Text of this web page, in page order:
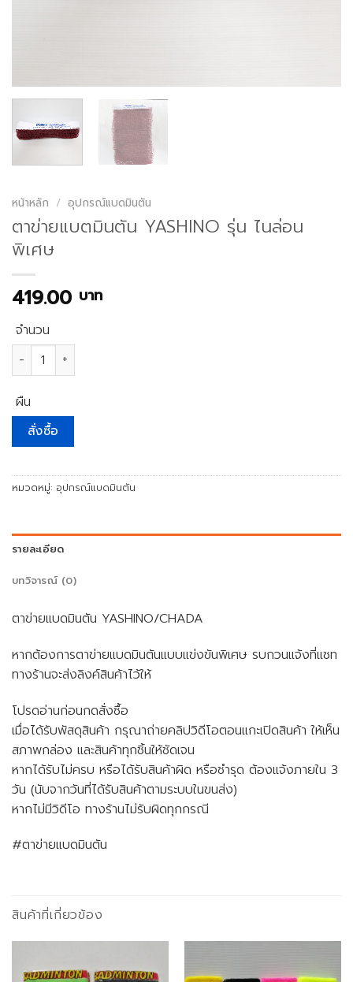
หน้าหลัก / อุปกรณ์แบดมินตัน
ตาข่ายแบตมินตัน YASHINO รุ่น ไนล่อน
พิเศษ
419.00 บาท
จำนวน
จำนวน ตาข่ายแบตมินตัน YASHINO รุ่น ไนล่อนพิเศษ ชิ้น
ผืน
สั่งซื้อ
หมวดหมู่: อุปกรณ์แบดมินตัน
รายละเอียด
บทวิจารณ์ (0)
ตาข่ายแบดมินตัน YASHINO/CHADA
หากต้องการตาข่ายแบดมินตันแบบแข่งขันพิเศษ รบกวนแจ้งที่แชท
ทางร้านจะส่งลิงค์สินค้าไว้ให้
โปรดอ่านก่อนกดสั่งซื้อ
เมื่อได้รับพัสดุสินค้า กรุณาถ่ายคลิปวิดีโอตอนแกะเปิดสินค้า ให้เห็น
สภาพกล่อง และสินค้าทุกชิ้นให้ชัดเจน
หากได้รับไม่ครบ หรือได้รับสินค้าผิด หรือชำรุด ต้องแจ้งภายใน 3
วัน (นับจากวันที่ได้รับสินค้าตามระบบในขนส่ง)
หากไม่มีวิดีโอ ทางร้านไม่รับผิดทุกกรณี
#ตาข่ายแบดมินตัน
สินค้าที่เกี่ยวข้อง